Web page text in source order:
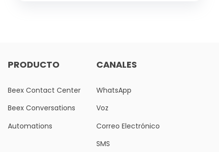
PRODUCTO
Beex Contact Center
Beex Conversations
Automations
CANALES
WhatsApp
Voz
Correo Electrónico
SMS